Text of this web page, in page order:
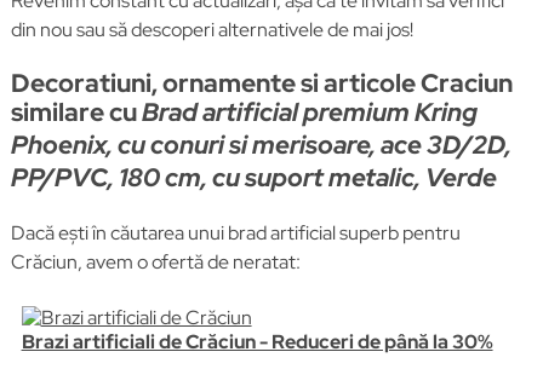
din nou sau să descoperi alternativele de mai jos!
Decoratiuni, ornamente si articole Craciun
similare cuBrad artificial premium Kring
Phoenix, cu conuri si merisoare, ace 3D/2D,
PP/PVC, 180 cm, cu suport metalic, Verde
Dacă ești în căutarea unui brad artificial superb pentru
Crăciun, avem o ofertă de neratat:
Brazi artificiali de Crăciun - Reduceri de până la 30%